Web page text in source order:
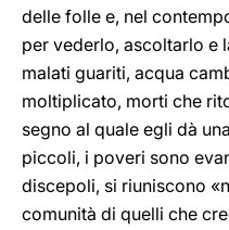
delle folle e, nel
per vederlo, ascoltarlo e
malati guariti, acqua
moltiplicato, morti che
segno al quale egli dà
piccoli, i poveri sono
discepoli, si riuniscono
comunità di quelli che